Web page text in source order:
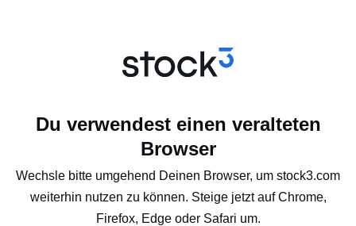
Du verwendest einen veralteten
Browser
Wechsle bitte umgehend Deinen Browser, um stock3.com
weiterhin nutzen zu können. Steige jetzt auf Chrome,
Firefox, Edge oder Safari um.